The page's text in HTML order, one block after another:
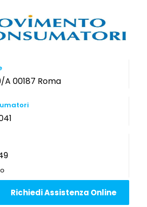
00187 Roma
Richiedi Assistenza Online